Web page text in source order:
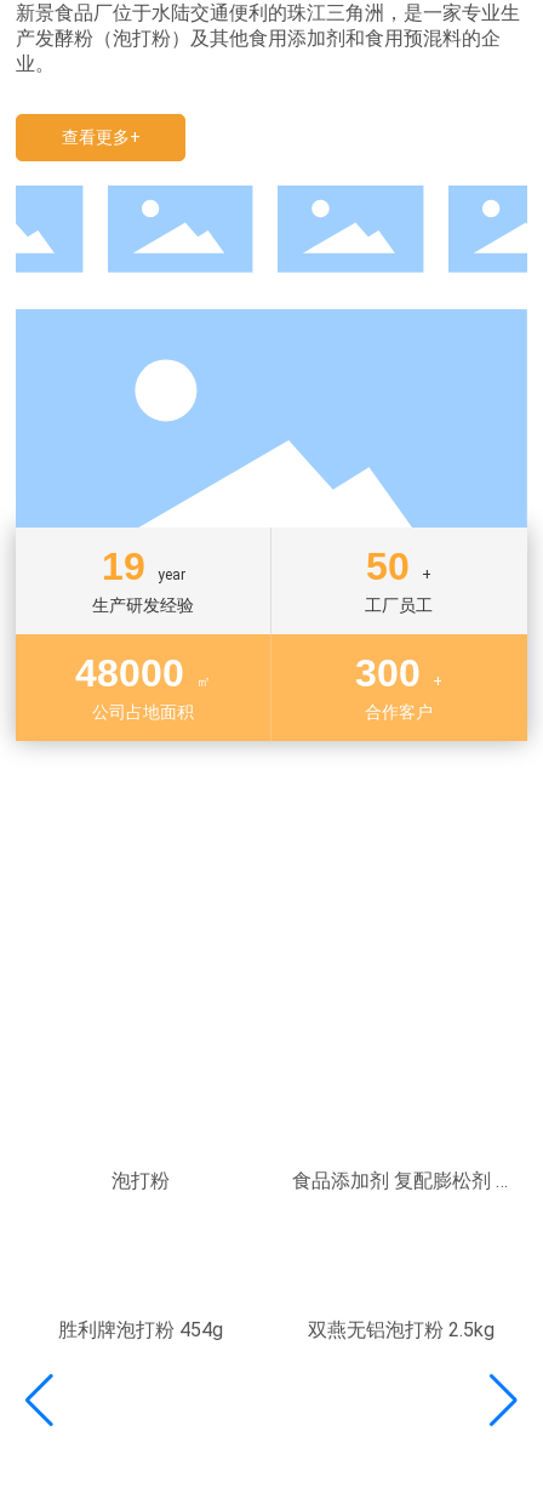
新景食品厂位于水陆交通便利的珠江三角洲，是一家专业生
产发酵粉（泡打粉）及其他食用添加剂和食用预混料的企
业。
查看更多+
19 year
生产研发经验
50 +
工厂员工
48000 ㎡
公司占地面积
300 +
合作客户
泡打粉
食品添加剂 复配膨松剂 3.
胜利牌泡打粉 454g 双燕无铝泡打粉 2.5kg